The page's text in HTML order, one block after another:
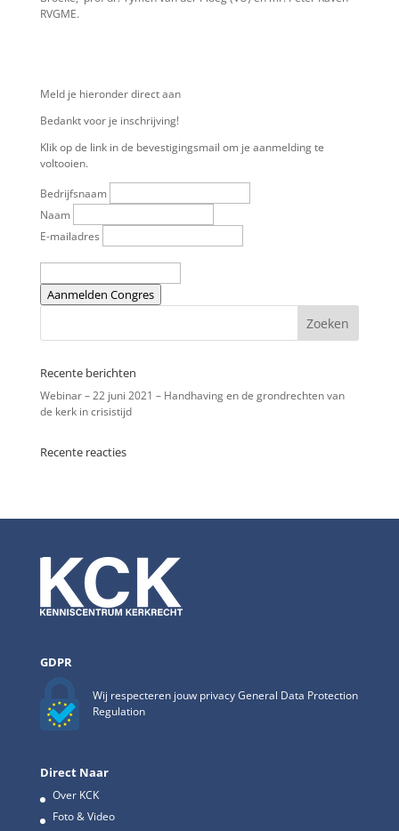
RVGME.
Meld je hieronder direct aan
Bedankt voor je inschrijving!
Klik op de link in de bevestigingsmail om je aanmelding te
voltooien.
Bedrijfsnaam
Naam
E-mailadres
Aanmelden Congres
Recente berichten
Webinar – 22 juni 2021 – Handhaving en de grondrechten van
de kerk in crisistijd
Recente reacties
GDPR
Wij respecteren jouw privacy General Data Protection
Regulation
Direct Naar
Over KCK
Foto & Video